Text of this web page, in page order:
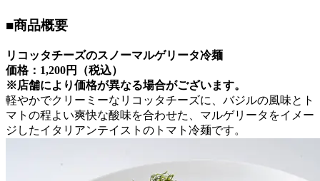
■商品概要
リコッタチーズのスノーマルゲリータ冷麺
価格：1,200円（税込）
※店舗により価格が異なる場合がございます。
軽やかでクリーミーなリコッタチーズに、バジルの風味とト
マトの程よい爽快な酸味を合わせた、マルゲリータをイメー
ジしたイタリアンテイストのトマト冷麺です。